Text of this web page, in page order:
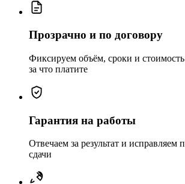
Прозрачно и по договору
Фиксируем объём, сроки и
за что платите
Гарантия на работы
Отвечаем за результат и исправляем
сдачи